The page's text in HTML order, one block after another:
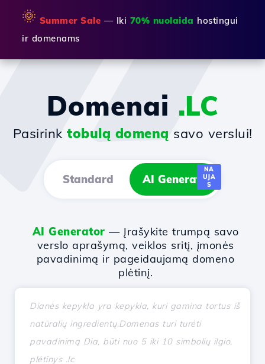
🌞 Summer Sale — Iki 70% nuolaida hostingui
ir domenams
Domenai .LC
Pasirink tobulą domeną savo verslui!
Standard AI Generator
NA
UJA
S
AI Generator — Įrašykite trumpą savo
verslo aprašymą, veiklos sritį, įmonės
pavadinimą ir pageidaujamą domeno
plėtinį.